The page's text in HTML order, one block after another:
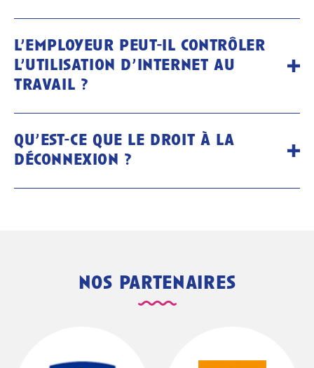
l’employeur peut-il contrôler
l’utilisation d’internet au
travail ?
qu’est-ce que le droit à la
déconnexion ?
nos partenaires